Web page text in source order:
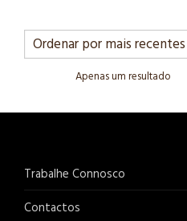
Apenas um resultado
Trabalhe Connosco
Contactos